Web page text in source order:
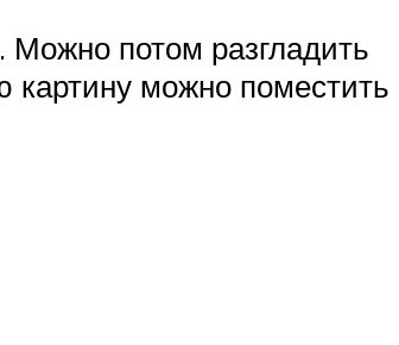
Можно потом разгладить
картину можно поместить